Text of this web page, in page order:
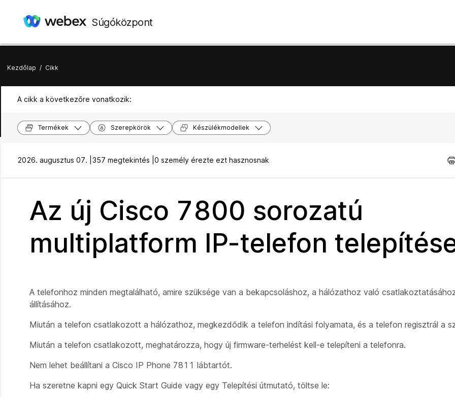
Súgóközpont
Kezdőlap / Cikk
A cikk a következőre vonatkozik:
Termékek Szerepkörök Készülékmodellek
2026. augusztus 07. | 357 megtekintés | 0 személy érezte ezt hasznosnak
Az új Cisco 7800 sorozatú
multiplatform IP-telefon
A telefonhoz minden megtalálható, amire szüksége van a bekapcsoláshoz, a hálózathoz való
állításához.
Miután a telefon csatlakozott a hálózathoz, megkezdődik a telefon indítási folyamata, és a telefon regisztrál a
Miután a telefon csatlakozott, meghatározza, hogy új firmware-terhelést kell-e telepíteni a telefonra.
Nem lehet beállítani a Cisco IP Phone 7811 lábtartót.
Ha szeretne kapni egy Quick Start Guide vagy egy Telepítési útmutató, töltse le: